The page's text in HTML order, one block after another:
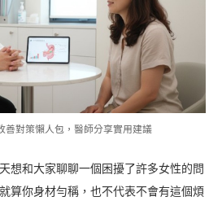
善對策懶人包，醫師分享實用建議
想和大家聊聊一個困擾了許多女性的問
算你身材勻稱，也不代表不會有這個煩